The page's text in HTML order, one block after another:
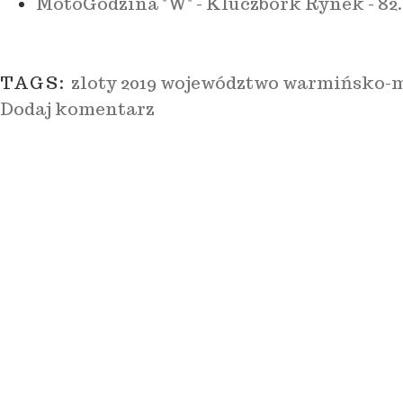
TAGS: zloty 2019 województwo warmińsko-
Dodaj komentarz